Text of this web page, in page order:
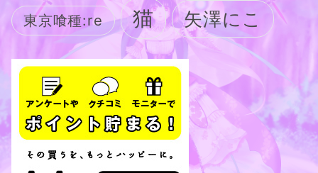
東京喰種:re 猫 矢澤にこ